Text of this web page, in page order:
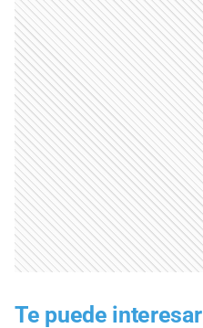
Te puede interesar